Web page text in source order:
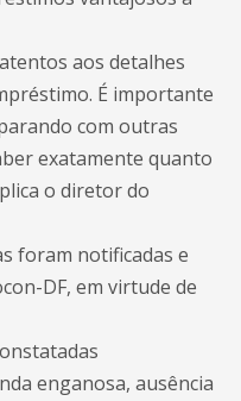
aos detalhes
É importante
com outras
exatamente quanto
o diretor do
foram notificadas e
DF, em virtude de
enganosa, ausência